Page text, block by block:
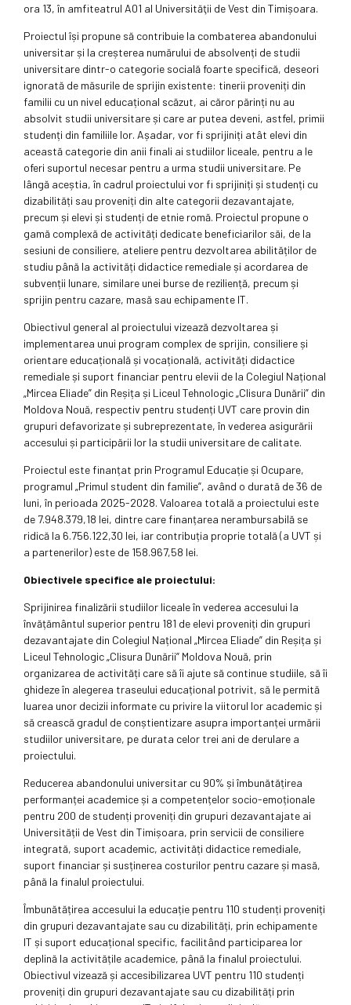
ora 13, în amfiteatrul A01 al Universităţii de Vest din Timișoara.
Proiectul își propune să contribuie la combaterea abandonului
universitar și la creșterea numărului de absolvenți de studii
universitare dintr-o categorie socială foarte specifică, deseori
ignorată de măsurile de sprijin existente: tinerii proveniți din
familii cu un nivel educațional scăzut, ai căror părinți nu au
absolvit studii universitare și care ar putea deveni, astfel, primii
studenți din familiile lor. Așadar, vor fi sprijiniți atât elevi din
această categorie din anii finali ai studiilor liceale, pentru a le
oferi suportul necesar pentru a urma studii universitare. Pe
lângă aceștia, în cadrul proiectului vor fi sprijiniți și studenți cu
dizabilități sau proveniți din alte categorii dezavantajate,
precum și elevi și studenți de etnie romă. Proiectul propune o
gamă complexă de activități dedicate beneficiarilor săi, de la
sesiuni de consiliere, ateliere pentru dezvoltarea abilităților de
studiu până la activități didactice remediale și acordarea de
subvenții lunare, similare unei burse de reziliență, precum și
sprijin pentru cazare, masă sau echipamente IT.
Obiectivul general al proiectului vizează dezvoltarea și
implementarea unui program complex de sprijin, consiliere și
orientare educațională și vocațională, activități didactice
remediale și suport financiar pentru elevii de la Colegiul Național
„Mircea Eliade” din Reșița și Liceul Tehnologic „Clisura Dunării” din
Moldova Nouă, respectiv pentru studenți UVT care provin din
grupuri defavorizate și subreprezentate, în vederea asigurării
accesului și participării lor la studii universitare de calitate.
Proiectul este finanțat prin Programul Educație și Ocupare,
programul „Primul student din familie”, având o durată de 36 de
luni, în perioada 2025-2028. Valoarea totală a proiectului este
de 7.948.379,18 lei, dintre care finanțarea nerambursabilă se
ridică la 6.756.122,30 lei, iar contribuția proprie totală (a UVT și
a partenerilor) este de 158.967,58 lei.
Obiectivele specifice ale proiectului:
Sprijinirea finalizării studiilor liceale în vederea accesului la
învățământul superior pentru 181 de elevi proveniți din grupuri
dezavantajate din Colegiul Național „Mircea Eliade” din Reșița și
Liceul Tehnologic „Clisura Dunării” Moldova Nouă, prin
organizarea de activități care să îi ajute să continue studiile, să îi
ghideze în alegerea traseului educațional potrivit, să le permită
luarea unor decizii informate cu privire la viitorul lor academic și
să crească gradul de conștientizare asupra importanței urmării
studiilor universitare, pe durata celor trei ani de derulare a
proiectului.
Reducerea abandonului universitar cu 90% și îmbunătățirea
performanței academice și a competențelor socio-emoționale
pentru 200 de studenți proveniți din grupuri dezavantajate ai
Universității de Vest din Timișoara, prin servicii de consiliere
integrată, suport academic, activități didactice remediale,
suport financiar și susținerea costurilor pentru cazare și masă,
până la finalul proiectului.
Îmbunătățirea accesului la educație pentru 110 studenți proveniți
din grupuri dezavantajate sau cu dizabilități, prin echipamente
IT și suport educațional specific, facilitând participarea lor
deplină la activitățile academice, până la finalul proiectului.
Obiectivul vizează și accesibilizarea UVT pentru 110 studenți
proveniți din grupuri dezavantajate sau cu dizabilități prin